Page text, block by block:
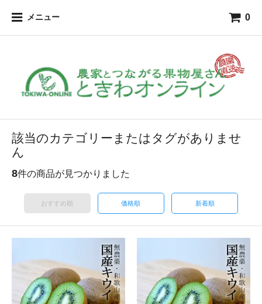
メニュー 0
該当のカテゴリーまたはタグがありませ
ん
8件の商品が見つかりました
おすすめ順 価格順 新着順